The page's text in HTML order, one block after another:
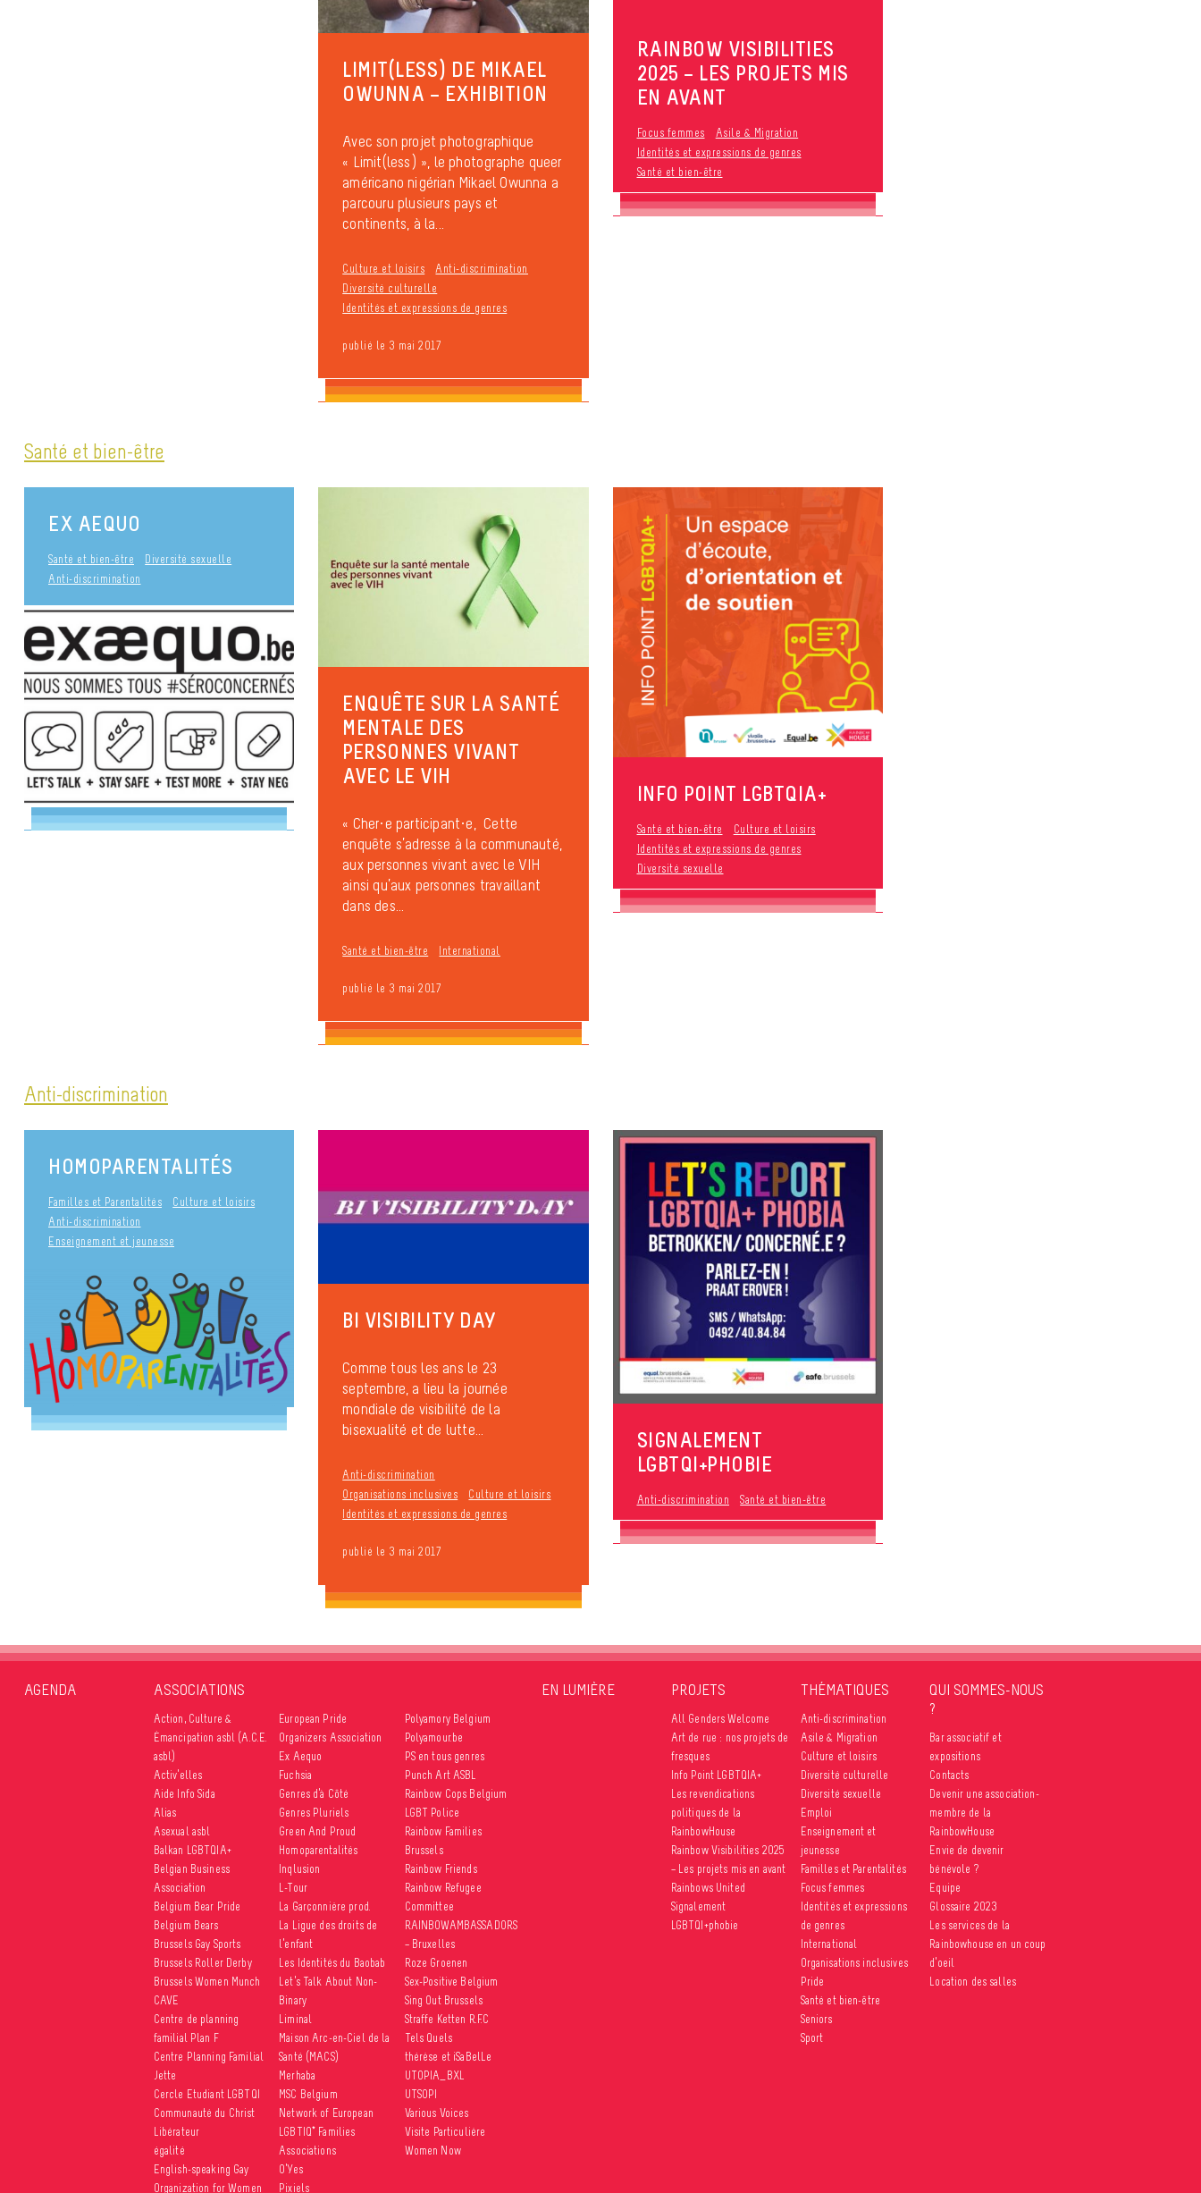
LIMIT(LESS) DE MIKAEL
OWUNNA – EXHIBITION
Avec son projet photographique
« Limit(less) », le photographe queer
américano nigérian Mikael Owunna a
parcouru plusieurs pays et
continents, à la...
Culture et loisirs
Anti-discrimination
Diversité culturelle
Identités et expressions de genres
publié le 3 mai 2017
RAINBOW VISIBILITIES
2025 – LES PROJETS MIS
EN AVANT
Focus femmes
Asile & Migration
Identités et expressions de genres
Santé et bien-être
Santé et bien-être
EX AEQUO
Santé et bien-être
Diversité sexuelle
Anti-discrimination
ENQUÊTE SUR LA SANTÉ
MENTALE DES
PERSONNES VIVANT
AVEC LE VIH
« Cher·e participant·e, Cette
enquête s’adresse à la communauté,
aux personnes vivant avec le VIH
ainsi qu’aux personnes travaillant
dans des...
Santé et bien-être International
publié le 3 mai 2017
INFO POINT LGBTQIA+
Santé et bien-être
Culture et loisirs
Identités et expressions de genres
Diversité sexuelle
Anti-discrimination
HOMOPARENTALITÉS
Familles et Parentalités
Culture et loisirs
Anti-discrimination
Enseignement et jeunesse
BI VISIBILITY DAY
Comme tous les ans le 23
septembre, a lieu la journée
mondiale de visibilité de la
bisexualité et de lutte...
Anti-discrimination
Organisations inclusives
Culture et loisirs
Identités et expressions de genres
publié le 3 mai 2017
SIGNALEMENT
LGBTQI+PHOBIE
Anti-discrimination Santé et bien-être
AGENDA ASSOCIATIONS
Action, Culture &
Émancipation asbl (A.C.E.
asbl)
Activ’elles
Aide Info Sida
Alias
Asexual asbl
Balkan LGBTQIA+
Belgian Business
Association
Belgium Bear Pride
Belgium Bears
Brussels Gay Sports
Brussels Roller Derby
Brussels Women Munch
CAVE
Centre de planning
familial Plan F
Centre Planning Familial
Jette
Cercle Etudiant LGBTQI
Communauté du Christ
Libérateur
égalité
English-speaking Gay
Organization for Women
European Pride
Organizers Association
Ex Aequo
Fuchsia
Genres d’à Côté
Genres Pluriels
Green And Proud
Homoparentalités
Inqlusion
L-Tour
La Garçonnière prod.
La Ligue des droits de
l’enfant
Les Identités du Baobab
Let’s Talk About Non-
Binary
Liminal
Maison Arc-en-Ciel de la
Santé (MACS)
Merhaba
MSC Belgium
Network of European
LGBTIQ* Families
Associations
O’Yes
Pixiels
Polyamory Belgium
Polyamour.be
PS en tous genres
Punch Art ASBL
Rainbow Cops Belgium
LGBT Police
Rainbow Families
Brussels
Rainbow Friends
Rainbow Refugee
Committee
RAINBOWAMBASSADORS
– Bruxelles
Roze Groenen
Sex-Positive Belgium
Sing Out Brussels
Straffe Ketten R.F.C
Tels Quels
thérèse et iSaBelLe
UTOPIA_BXL
UTSOPI
Various Voices
Visite Particulière
Women Now
EN LUMIÈRE PROJETS
All Genders Welcome
Art de rue : nos projets de
fresques
Info Point LGBTQIA+
Les revendications
politiques de la
RainbowHouse
Rainbow Visibilities 2025
– Les projets mis en avant
Rainbows United
Signalement
LGBTQI+phobie
THÉMATIQUES
Anti-discrimination
Asile & Migration
Culture et loisirs
Diversité culturelle
Diversité sexuelle
Emploi
Enseignement et
jeunesse
Familles et Parentalités
Focus femmes
Identités et expressions
de genres
International
Organisations inclusives
Pride
Santé et bien-être
Seniors
Sport
QUI SOMMES-NOUS
?
Bar associatif et
expositions
Contacts
Devenir une association-
membre de la
RainbowHouse
Envie de devenir
bénévole ?
Equipe
Glossaire 2023
Les services de la
Rainbowhouse en un coup
d’oeil
Location des salles